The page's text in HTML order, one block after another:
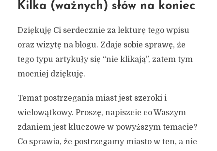
Kilka (ważnych) słów na koniec
Dziękuję Ci serdecznie za lekturę tego wpisu
oraz wizytę na blogu. Zdaje sobie sprawę, że
tego typu artykuły się “nie klikają”, zatem tym
mocniej dziękuję.
Temat postrzegania miast jest szeroki i
wielowątkowy. Proszę, napiszcie co Waszym
zdaniem jest kluczowe w powyższym temacie?
Co sprawia, że postrzegamy miasto w ten, a nie